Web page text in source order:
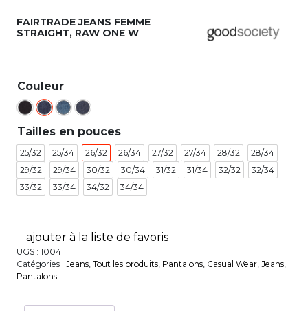
FAIRTRADE JEANS FEMME
STRAIGHT, RAW ONE W
Couleur
Tailles en pouces
25/32 25/34 26/32 26/34 27/32 27/34 28/32
28/34
29/32
29/34 30/32 30/34 31/32 31/34 32/32
32/34
33/32
33/34 34/32 34/34
ajouter à la liste de favoris
UGS : 1004
Catégories : Jeans Tout les produits Pantalons Casual Wear Jeans
Pantalons